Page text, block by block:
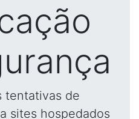
tentativas de
sites hospedados